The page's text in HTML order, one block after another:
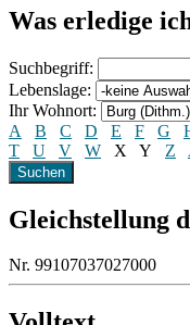
Was erledige
Suchbegriff:
Lebenslage:
Ihr Wohnort:
A
B C D E F G
T
U V W X Y Z
Gleichstellung
Nr. 99107037027000